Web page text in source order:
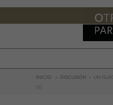
INICIO » DISCUSIÓN » UN
(1)